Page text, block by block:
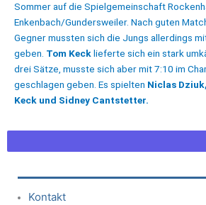
Sommer auf die Spielgemeinschaft
Enkenbach/Gundersweiler. Nach guten
Gegner mussten sich die Jungs allerdings
geben. Tom Kecklieferte sich ein stark
drei Sätze, musste sich aber mit 7:10 im
geschlagen geben. Es spielten Niclas
Keck und Sidney Cantstetter.
Kontakt